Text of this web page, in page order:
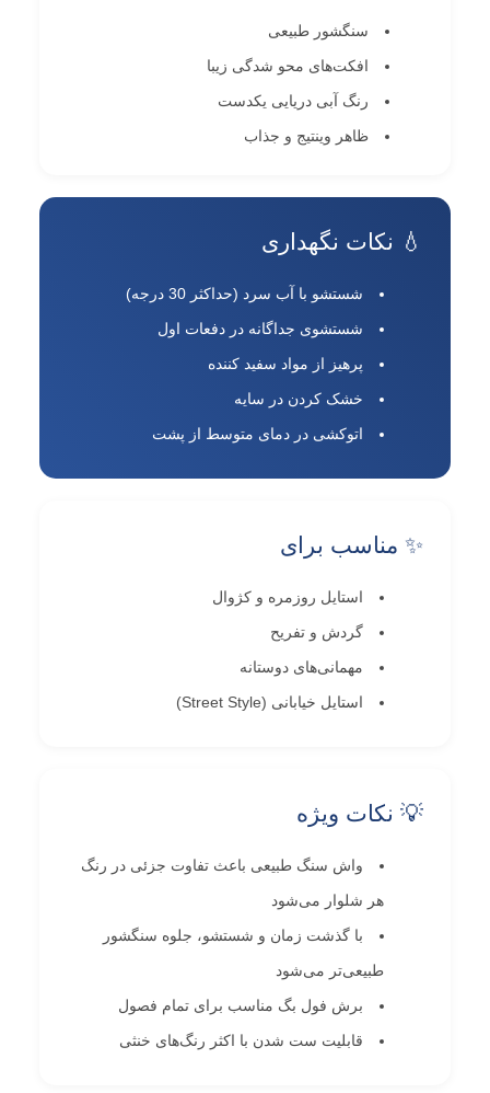
سنگشور طبیعی
افکت‌های محو شدگی زیبا
رنگ آبی دریایی یکدست
ظاهر وینتیج و جذاب
💧 نکات نگهداری
شستشو با آب سرد (حداکثر 30 درجه)
شستشوی جداگانه در دفعات اول
پرهیز از مواد سفید کننده
خشک کردن در سایه
اتوکشی در دمای متوسط از پشت
✨ مناسب برای
استایل روزمره و کژوال
گردش و تفریح
مهمانی‌های دوستانه
استایل خیابانی (Street Style)
💡 نکات ویژه
واش سنگ طبیعی باعث تفاوت جزئی در رنگ
هر شلوار می‌شود
با گذشت زمان و شستشو، جلوه سنگشور
طبیعی‌تر می‌شود
برش فول بگ مناسب برای تمام فصول
قابلیت ست شدن با اکثر رنگ‌های خنثی